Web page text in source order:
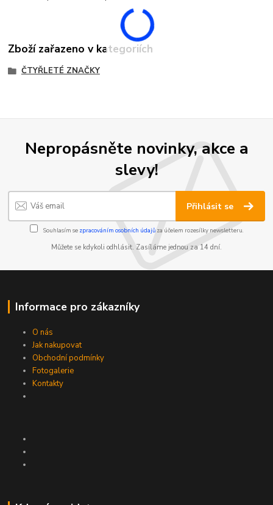
Zboží zařazeno v kategoriích
ČTYŘLETÉ ZNAČKY
Nepropásněte novinky, akce a
slevy!
Přihlásit se
Souhlasím se zpracováním osobních údajůza účelem rozesílky newsletteru.
Můžete se kdykoli odhlásit. Zasíláme jednou za 14 dní.
Informace pro zákazníky
O nás
Jak nakupovat
Obchodní podmínky
Fotogalerie
Kontakty